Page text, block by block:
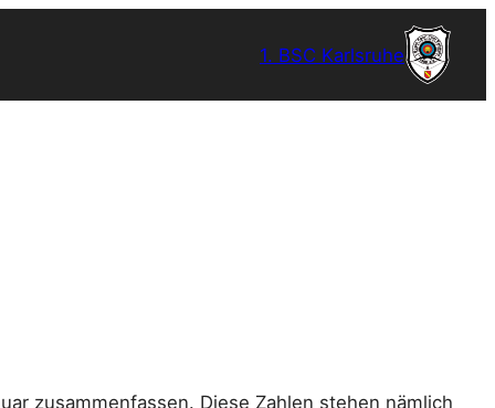
1. BSC Karlsruhe
zusammenfassen. Diese Zahlen stehen nämlich